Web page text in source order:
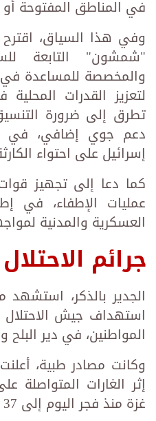
في المناطق المفتوحة أو
وفي هذا السياق، اقترح
"شمشون" التابعة
والمخصصة للمساعدة في
لتعزيز القدرات
تطرق إلى ضرورة
دعم جوي إضافي، في
إسرائيل على احتواء
كما دعا إلى تجهيز
عمليات الإطفاء، في
العسكرية والمدنية
جرائم
الجدير بالذكر، استشهد
استهداف جيش الاحتلال
المواطنين، في دير
وكانت مصادر طبية،
إثر الغارات
غزة منذ فجر اليوم إلى 37 شهيدا.